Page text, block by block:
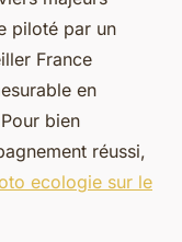
piloté par un
France
en
bien
réussi,
ecologie sur le